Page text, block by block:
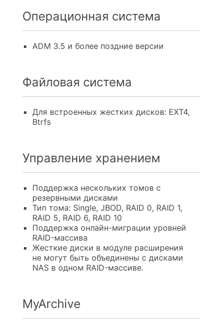
Операционная система
ADM 3.5 и более поздние версии
Файловая система
Для встроенных жестких дисков: EXT4,
Btrfs
Управление хранением
Поддержка нескольких томов с
резервными дисками
Тип тома: Single, JBOD, RAID 0, RAID 1,
RAID 5, RAID 6, RAID 10
Поддержка онлайн-миграции уровней
RAID-массива
Жесткие диски в модуле расширения
не могут быть объединены с дисками
NAS в одном RAID-массиве.
MyArchive